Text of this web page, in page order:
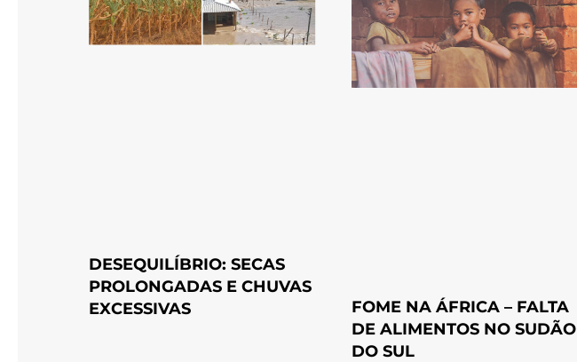
DESEQUILÍBRIO: SECAS
PROLONGADAS E CHUVAS
EXCESSIVAS
FOME NA ÁFRICA – FALTA
DE ALIMENTOS NO SUDÃO
DO SUL